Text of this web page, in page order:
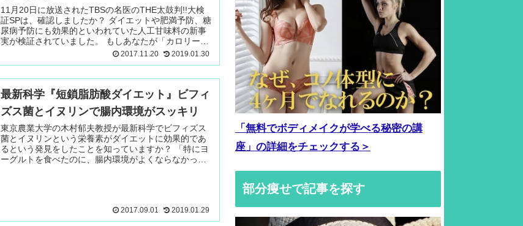
11月20日に放送されたTBSの名医のTHE太鼓判!!大検
証SPは、確認しましたか？ ダイエットや肥満予防、糖
尿病予防にも効果的といわれていた人工甘味料の新事
実が検証されていました。 もしあなたが「カロリーゼ
ロなら飲んで 続きを読む ＞
2017.11.20 2019.01.30
最新科学『短鎖脂肪酸ダイエット』ビフィ
ズス菌とイヌリンで腸内環境がスッキリ
東京農業大学の木村郁夫教授が最新科学でビフィズス
菌とイヌリンという栄養素がダイエットに効果的であ
るという発見をしたことを知っていますか？ 「特にヨ
ーグルトを食べたのに、腸内環境がよくならなかっ
2017.09.01 2019.01.29
「無料でボディメイクが学べる秘密の講
座」の詳細をチェックする＞
部分痩せで記事を探す